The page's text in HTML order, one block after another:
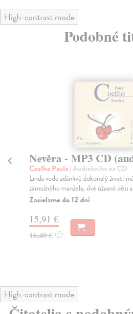
High-contrast mode
Podobné
Nevěra - MP3 CD
Coelho Paulo| Audiokniha na CD
Linda vede zdánlivě dokonalý život:
zámožného manžela, dvě úžasné děti
Zasielame do 12 dní
15,91 €
16,40 € ?
High-contrast mode